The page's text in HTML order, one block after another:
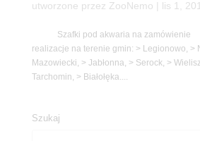
utworzone przez ZooNemo lis 1,
Szafki pod akwaria na zamówienie
realizacje na terenie gmin: > Legionowo, >
Mazowiecki, > Jabłonna, > Serock, >
Tarchomin, > Białołęka....
Szukaj